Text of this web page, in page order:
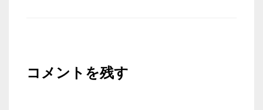
シ
コメントを残す